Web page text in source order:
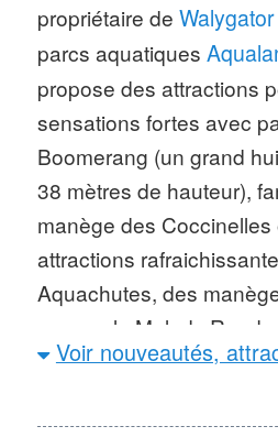
propriétaire de
parcs aquatiques
propose des attractions
sensations fortes avec
Boomerang (un grand
38 mètres de hauteur),
manège des
attractions
Aquachutes, des
comme le Melody Road
d’otaries. Le parc, à la
aquatique indépendant
Voir nouveautés,